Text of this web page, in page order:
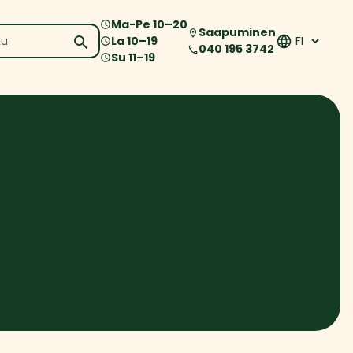
Ma-Pe 10–20
La10–19
Su 11–19
Saapuminen
040 195 3742